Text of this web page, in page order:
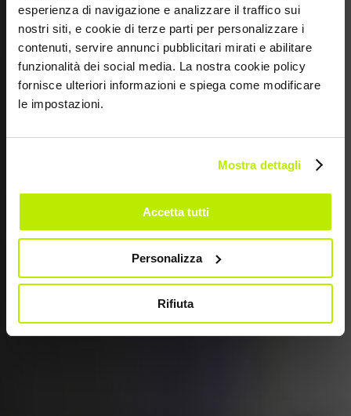
esperienza di navigazione e analizzare il traffico sui
nostri siti, e cookie di terze parti per personalizzare i
contenuti, servire annunci pubblicitari mirati e abilitare
funzionalità dei social media. La nostra cookie policy
fornisce ulteriori informazioni e spiega come modificare
le impostazioni.
Mostra dettagli
Accetta tutti
Personalizza
Rifiuta
4 NOVEMBRE 2024
CERTIFICAZIONE PAS